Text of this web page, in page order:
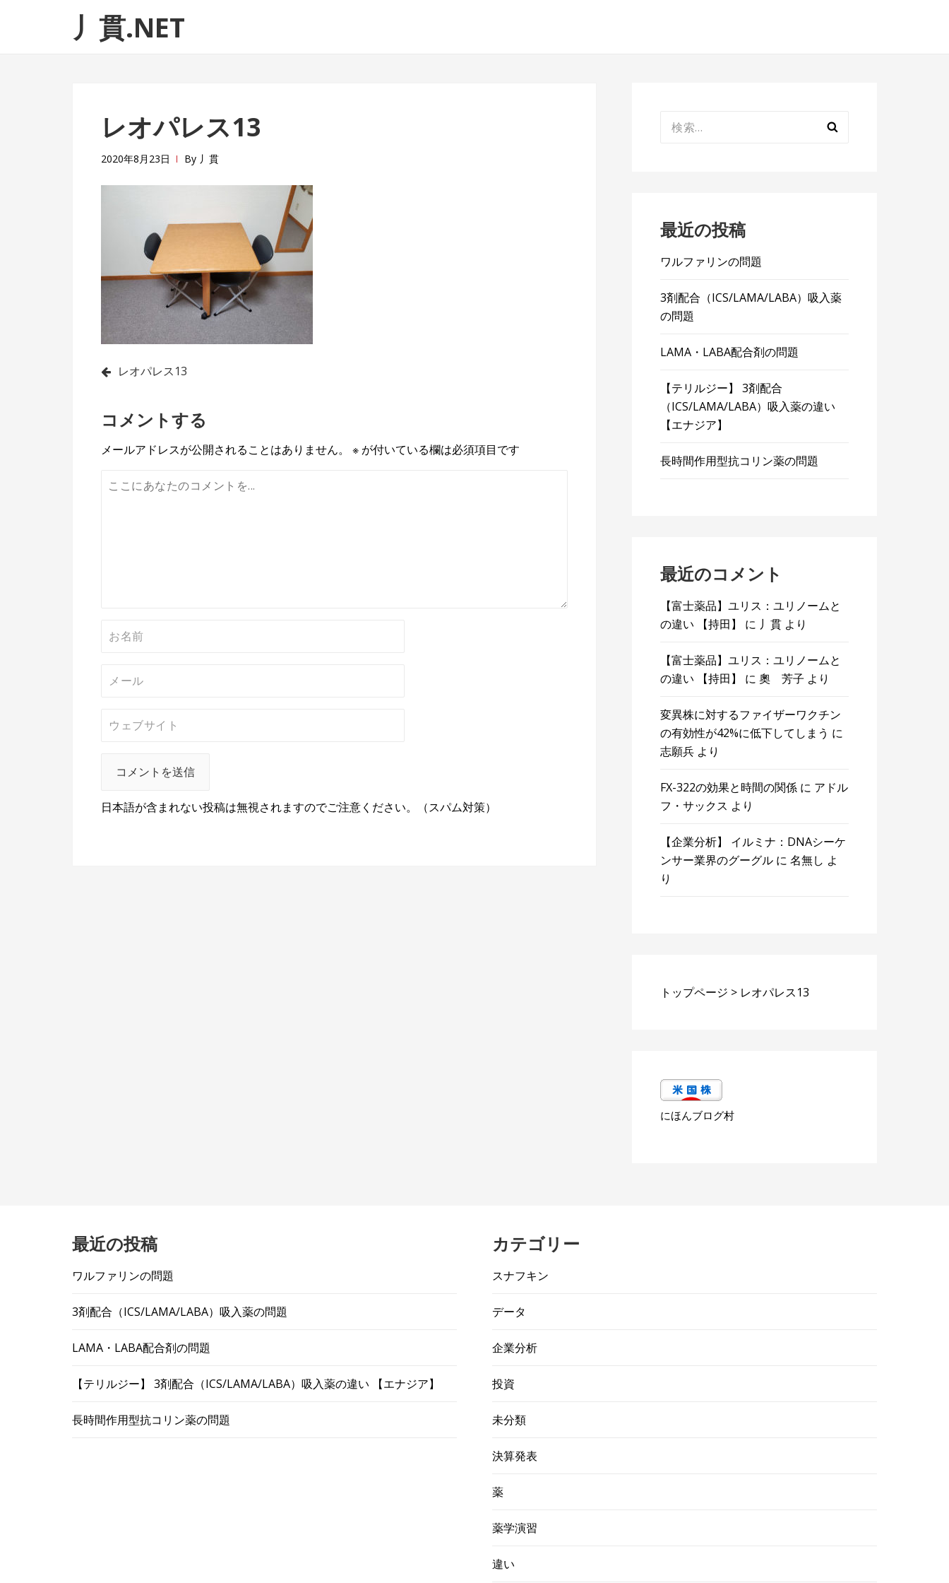
ゲ
テ丿貫.NET
レオパレス13
2020年8月23日 By 丿貫
投
ナ
ビ
ゲ
レオパレス13
コメントする
メールアドレスが公開されることはありません。 ※ が付いている欄は必須項目です
日本語が含まれない投稿は無視されますのでご注意ください。（スパム対策）
索:
最近の投稿
ワルファリンの問題
3剤配合（ICS/LAMA/LABA）吸入薬
の問題
LAMA・LABA配合剤の問題
【テリルジー】 3剤配合
（ICS/LAMA/LABA）吸入薬の違い
【エナジア】
長時間作用型抗コリン薬の問題
最近のコメント
【富士薬品】ユリス：ユリノームと
の違い 【持田】
に 丿貫 より
【富士薬品】ユリス：ユリノームと
の違い 【持田】
に奧 芳子 より
変異株に対するファイザーワクチン
の有効性が42%に低下してしまう に
志願兵 より
FX-322の効果と時間の関係 に アドル
フ・サックス より
【企業分析】 イルミナ：DNAシーケ
ンサー業界のグーグル に名無し よ
り
トップページ > レオパレス13
にほんブログ村
最近の投稿
ワルファリンの問題
3剤配合（ICS/LAMA/LABA）吸入薬の問題
LAMA・LABA配合剤の問題
【テリルジー】 3剤配合（ICS/LAMA/LABA）吸入薬の違い 【エナジア】
長時間作用型抗コリン薬の問題
カテゴリー
スナフキン
データ
企業分析
投資
未分類
決算発表
薬
薬学演習
違い